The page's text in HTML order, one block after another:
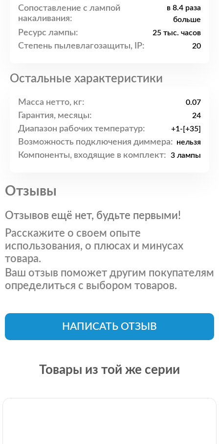
Сопоставление с лампой
накаливания:
в 8.4 раза
больше
Ресурс лампы: 25 тыс. часов
Степень пылевлагозащиты, IP: 20
Остальные характеристики
Масса нетто, кг: 0.07
Гарантия, месяцы: 24
Диапазон рабочих температур: +1-[+35]
Возможность подключения диммера: нельзя
Компоненты, входящие в комплект: 3 лампы
Отзывы
Отзывов ещё нет, будьте первыми!
Расскажите о своем опыте
использования, о плюсах и минусах
товара.
Ваш отзыв поможет другим покупателям
определиться с выбором товаров.
НАПИСАТЬ ОТЗЫВ
Товары из той же серии